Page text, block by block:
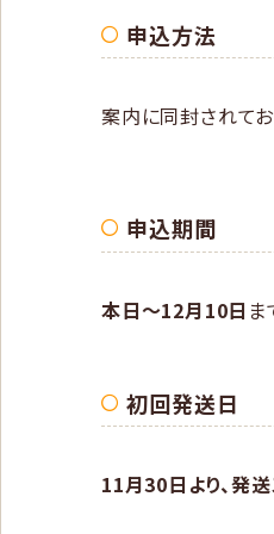
申込方法
案内に同封されてお
申込期間
本日〜12月10日 ま
初回発送日
11月30日より、発